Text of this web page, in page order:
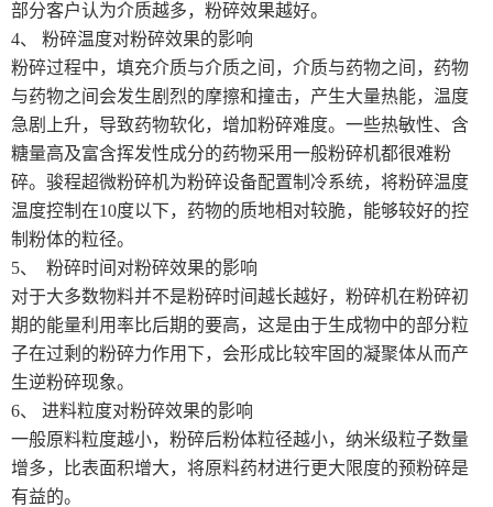
部分客户认为介质越多，粉碎效果越好。
4、 粉碎温度对粉碎效果的影响
粉碎过程中，填充介质与介质之间，介质与药物之间，药物
与药物之间会发生剧烈的摩擦和撞击，产生大量热能，温度
急剧上升，导致药物软化，增加粉碎难度。一些热敏性、含
糖量高及富含挥发性成分的药物采用一般粉碎机都很难粉
碎。骏程超微粉碎机为粉碎设备配置制冷系统，将粉碎温度
温度控制在10度以下，药物的质地相对较脆，能够较好的控
制粉体的粒径。
5、 粉碎时间对粉碎效果的影响
对于大多数物料并不是粉碎时间越长越好，粉碎机在粉碎初
期的能量利用率比后期的要高，这是由于生成物中的部分粒
子在过剩的粉碎力作用下，会形成比较牢固的凝聚体从而产
生逆粉碎现象。
6、 进料粒度对粉碎效果的影响
一般原料粒度越小，粉碎后粉体粒径越小，纳米级粒子数量
增多，比表面积增大，将原料药材进行更大限度的预粉碎是
有益的。